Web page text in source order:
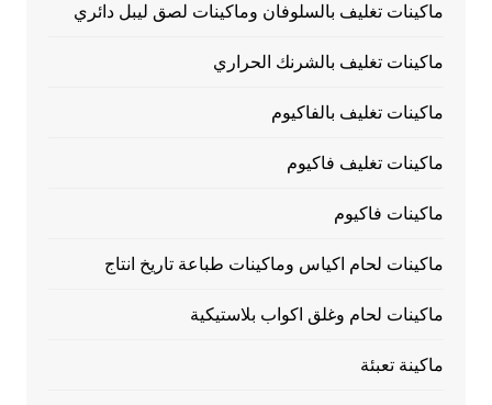
ماكينات تغليف بالسلوفان وماكينات لصق ليبل دائري
ماكينات تغليف بالشرنك الحراري
ماكينات تغليف بالفاكيوم
ماكينات تغليف فاكيوم
ماكينات فاكيوم
ماكينات لحام اكياس وماكينات طباعة تاريخ انتاج
ماكينات لحام وغلق اكواب بلاستيكية
ماكينة تعبئة